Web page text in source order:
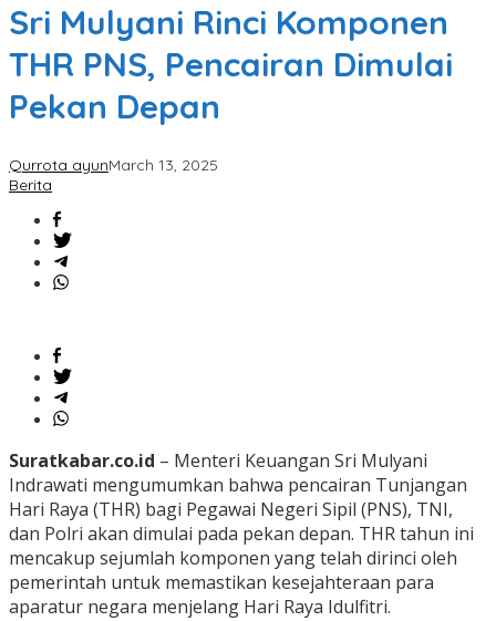
Sri Mulyani Rinci Komponen
THR PNS, Pencairan Dimulai
Pekan Depan
Qurrota ayunMarch 13, 2025
Berita
Suratkabar.co.id – Menteri Keuangan Sri Mulyani
Indrawati mengumumkan bahwa pencairan Tunjangan
Hari Raya (THR) bagi Pegawai Negeri Sipil (PNS), TNI,
dan Polri akan dimulai pada pekan depan. THR tahun ini
mencakup sejumlah komponen yang telah dirinci oleh
pemerintah untuk memastikan kesejahteraan para
aparatur negara menjelang Hari Raya Idulfitri.